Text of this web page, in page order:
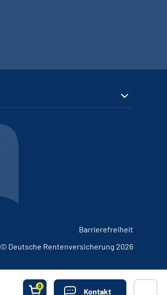
0
Kontakt
Barrierefreiheit
© Deutsche Rentenversicherung 2026